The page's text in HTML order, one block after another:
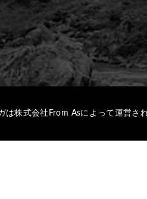
は株式会社From Asによって運営さ